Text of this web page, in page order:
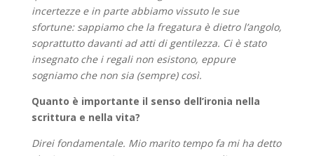
incertezze e in parte abbiamo vissuto le sue
sfortune: sappiamo che la fregatura è dietro l’angolo,
soprattutto davanti ad atti di gentilezza. Ci è stato
insegnato che i regali non esistono, eppure
sogniamo che non sia (sempre) così.
Quanto è importante il senso dell’ironia nella
scrittura e nella vita?
Direi fondamentale. Mio marito tempo fa mi ha detto